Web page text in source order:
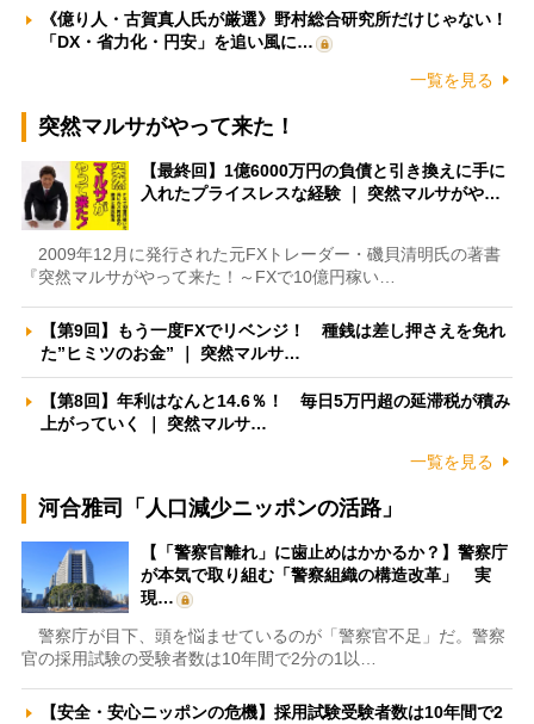
《億り人・古賀真人氏が厳選》野村総合研究所だけじゃない！
「DX・省力化・円安」を追い風に…
一覧を見る
突然マルサがやって来た！
【最終回】1億6000万円の負債と引き換えに手に
入れたプライスレスな経験 ｜ 突然マルサがや…
2009年12月に発行された元FXトレーダー・磯貝清明氏の著書
『突然マルサがやって来た！～FXで10億円稼い…
【第9回】もう一度FXでリベンジ！ 種銭は差し押さえを免れ
た”ヒミツのお金” ｜ 突然マルサ…
【第8回】年利はなんと14.6％！ 毎日5万円超の延滞税が積み
上がっていく ｜ 突然マルサ…
一覧を見る
河合雅司「人口減少ニッポンの活路」
【「警察官離れ」に歯止めはかかるか？】警察庁
が本気で取り組む「警察組織の構造改革」 実
現…
警察庁が目下、頭を悩ませているのが「警察官不足」だ。警察
官の採用試験の受験者数は10年間で2分の1以…
【安全・安心ニッポンの危機】採用試験受験者数は10年間で2